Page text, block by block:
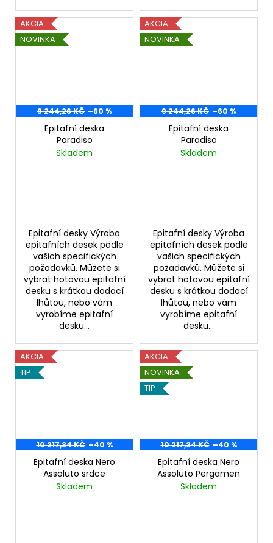
AKCIA
NOVINKA
9 244,26 KČ –60 %
Epitafní deska
Paradiso
Skladem
Epitafní desky Výroba
epitafních desek podle
vašich specifických
požadavků. Můžete si
vybrat hotovou epitafní
desku s krátkou dodací
lhůtou, nebo vám
vyrobíme epitafní
desku...
AKCIA
NOVINKA
9 244,26 KČ –60 %
Epitafní deska
Paradiso
Skladem
Epitafní desky Výroba
epitafních desek podle
vašich specifických
požadavků. Můžete si
vybrat hotovou epitafní
desku s krátkou dodací
lhůtou, nebo vám
vyrobíme epitafní
desku...
AKCIA
TIP
10 217,34 KČ –40 %
Epitafní deska Nero
Assoluto srdce
Skladem
AKCIA
NOVINKA
TIP
10 217,34 KČ –40 %
Epitafní deska Nero
Assoluto Pergamen
Skladem